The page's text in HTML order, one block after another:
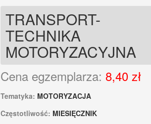
TRANSPORT-
TECHNIKA
MOTORYZACYJNA
Cena egzemplarza: 8,40 zł
Tematyka: MOTORYZACJA
Częstotliwość: MIESIĘCZNIK